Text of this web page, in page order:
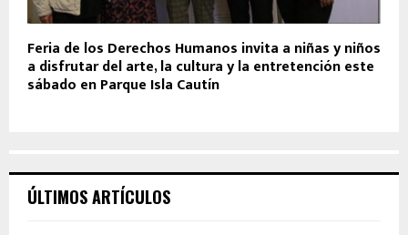
Feria de los Derechos Humanos invita a niñas y niños
a disfrutar del arte, la cultura y la entretención este
sábado en Parque Isla Cautín
ÚLTIMOS ARTÍCULOS